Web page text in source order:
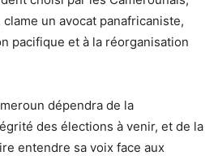
un avocat panafricaniste,
pacifique et à la réorganisation
dépendra de la
des élections à venir, et de la
entendre sa voix face aux